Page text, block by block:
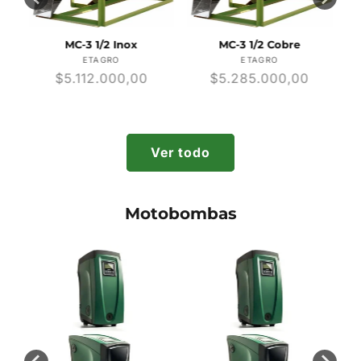
MC-3 1/2 Inox
Proveedor:
ETAGRO
Precio
$5.112.000,00
MC-3 1/2 Cobre
Proveedor:
ETAGRO
Precio
$5.285.000,00
Ver todo
Motobombas